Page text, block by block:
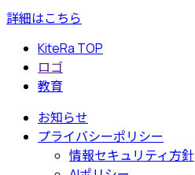
詳細はこちら
KiteRa TOP
ロゴ
教育
お知らせ
プライバシーポリシー
情報セキュリティ方針